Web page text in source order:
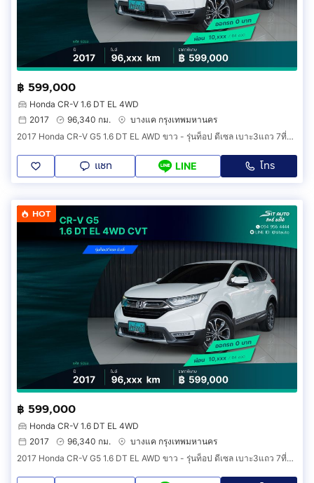
฿ 599,000
Honda CR-V 1.6 DT EL 4WD
2017
96,340 กม.
บางแค กรุงเทพมหานคร
2017 Honda CR-V G5 1.6 DT EL AWD ขาว - รุ่นท็อป ดีเซล เบาะ3แถว 7ที่นั่ง honda crvมือ2 รถสวย รถบ้าน เจ้าของขายเอง ฟรีดาวน์
แชท LINE โทร
HOT
฿ 599,000
Honda CR-V 1.6 DT EL 4WD
2017
96,340 กม.
บางแค กรุงเทพมหานคร
2017 Honda CR-V G5 1.6 DT EL AWD ขาว - รุ่นท็อป ดีเซล เบาะ3แถว 7ที่นั่ง honda crvมือ2 รถสวย รถบ้าน เจ้าของขายเอง ฟรีดาวน์